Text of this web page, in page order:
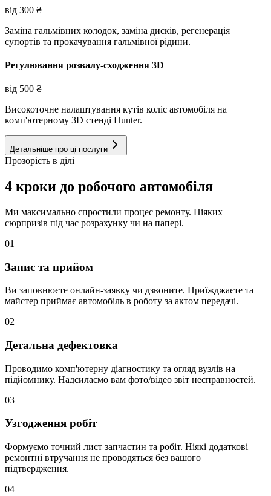
від 300 ₴
Заміна гальмівних колодок, заміна дисків, регенерація
супортів та прокачування гальмівної рідини.
Регулювання розвалу-сходження 3D
від 500 ₴
Високоточне налаштування кутів коліс автомобіля на
комп'ютерному 3D стенді Hunter.
Детальніше про ці послуги
Прозорість в ділі
4 кроки до робочого автомобіля
Ми максимально спростили процес ремонту. Ніяких
сюрпризів під час розрахунку чи на папері.
01
Запис та прийом
Ви заповнюєте онлайн-заявку чи дзвоните. Приїжджаєте та
майстер приймає автомобіль в роботу за актом передачі.
02
Детальна дефектовка
Проводимо комп'ютерну діагностику та огляд вузлів на
підйомнику. Надсилаємо вам фото/відео звіт несправностей.
03
Узгодження робіт
Формуємо точний лист запчастин та робіт. Ніякі додаткові
ремонтні втручання не проводяться без вашого
підтвердження.
04